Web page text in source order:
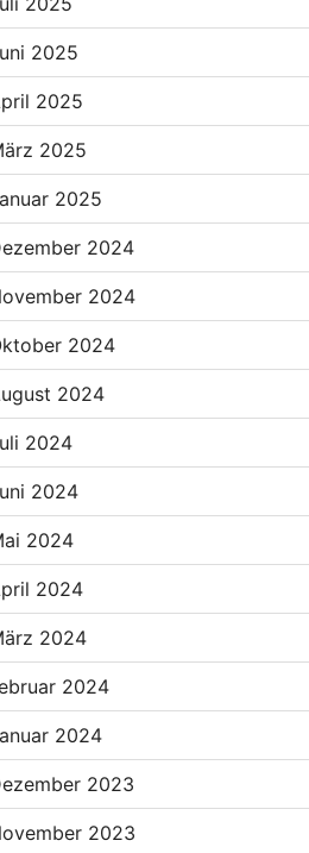
2025
2025
2025
2025
2024
2024
2024
2024
2024
2024
2024
2024
2024
2024
2024
2023
2023